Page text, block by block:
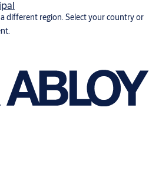
different region. Select your country or